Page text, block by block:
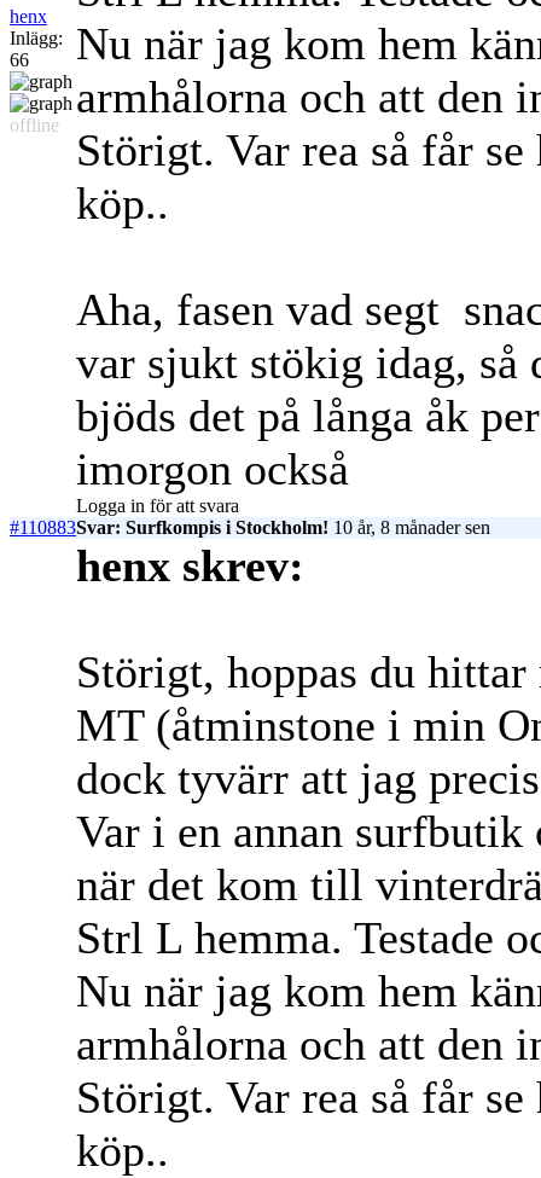
henx
Inlägg:
66
offline
Nu när jag kom hem
armhålorna och att den
Störigt. Var rea så får
köp..
Aha, fasen vad segt
var sjukt stökig idag,
bjöds det på långa åk
imorgon också
Logga in för att svara
#110883Svar: Surfkompis i Stockholm! 10 år, 8 månader sen
henx skrev:
Störigt, hoppas du hittar
MT (åtminstone i min
dock tyvärr att jag
Var i en annan
när det kom till
Strl L hemma. Testade
Nu när jag kom hem
armhålorna och att den
Störigt. Var rea så får
köp..